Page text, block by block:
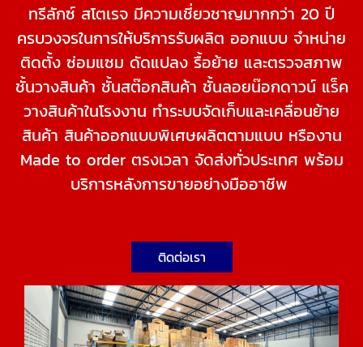
ทรีลักซ์ สโตเรจ มีความเชี่ยวชาญมากกว่า 20 ปี
ครบวงจรในการให้บริการรับผลิต ออกแบบ จำหน่าย
ติดตั้ง ซ่อมแซม ดัดแปลง รื้อย้าย และตรวจสภาพ
ชั้นวางสินค้า ชั้นสต๊อกสินค้า ชั้นลอยน๊อกดาวน์ แร็ค
วางสินค้าในโรงงาน ทำระบบจัดเก็บและเคลื่อนย้าย
สินค้า สินค้าออกแบบพิเศษผลิตตามแบบ หรืองาน
Made to order ตรงเวลา จัดส่งทั่วประเทศ พร้อม
บริการหลังการขายอย่างมืออาชีพ
ติดต่อเรา